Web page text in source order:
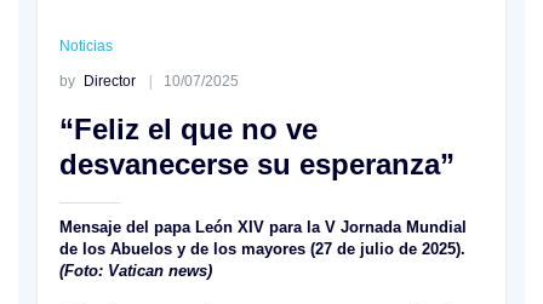
Noticias
by Director 10/07/2025
“Feliz el que no ve
desvanecerse su esperanza”
Mensaje del papa León XIV para la V Jornada Mundial
de los Abuelos y de los mayores(27 de julio de 2025).
(Foto: Vatican news)